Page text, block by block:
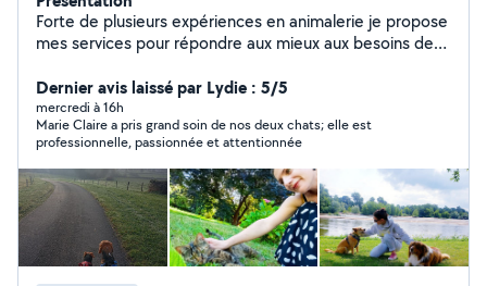
Forte de plusieurs expériences en animalerie je propose
mes services pour répondre aux mieux aux besoins de
positive. (Détentrice de l'ACACED) Également je
propose des services de couture en tout genre ayant
une maman ancienne couturière. Enfin, je propose
également mes services de gardes pour vos petits ou
plus grand enfants, plusieurs expériences dans le
babysitting. Activités manuelles, sortie, atelier cuisine /
jeux d'éveil/ sport. Réactive et sérieuse je répondrai à
vos questions rapidement.
Dernier avis laissé par Lydie : 5/5
mercredi à 16h
Marie Claire a pris grand soin de nos deux chats; elle est
professionnelle, passionnée et attentionnée